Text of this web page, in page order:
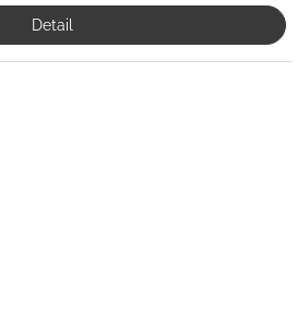
Detail